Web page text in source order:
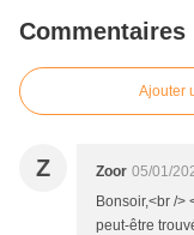
Commentaires
Ajouter
Z Zoor 05/01/
Bonsoir,<br />
peut-être